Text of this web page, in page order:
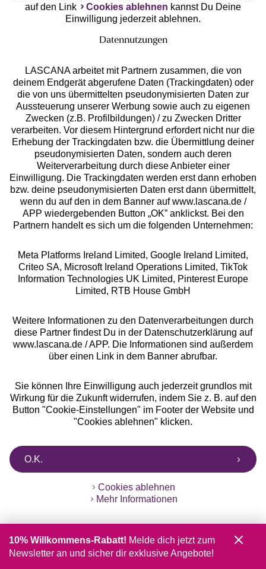
Auszeichnungen
Geprüfte Sicherheit
Unsere Apps
Kostenlose Retoure
Ratenkauf **
auf den Link
Cookies ablehnen kannst Du Deine
Einwilligung jederzeit ablehnen.
Datennutzungen
LASCANA arbeitet mit Partnern zusammen, die von
deinem Endgerät abgerufene Daten (Trackingdaten) oder
die von uns übermittelten pseudonymisierten Daten zur
Aussteuerung unserer Werbung sowie auch zu eigenen
Zwecken (z.B. Profilbildungen) / zu Zwecken Dritter
verarbeiten. Vor diesem Hintergrund erfordert nicht nur die
Erhebung der Trackingdaten bzw. die Übermittlung deiner
pseudonymisierten Daten, sondern auch deren
Weiterverarbeitung durch diese Anbieter einer
Einwilligung. Die Trackingdaten werden erst dann erhoben
bzw. deine pseudonymisierten Daten erst dann übermittelt,
wenn du auf den in dem Banner auf www.lascana.de /
APP wiedergebenden Button „OK” anklickst. Bei den
Partnern handelt es sich um die folgenden Unternehmen:
Meta Platforms Ireland Limited, Google Ireland Limited,
Criteo SA, Microsoft Ireland Operations Limited, TikTok
Information Technologies UK Limited, Pinterest Europe
Limited, RTB House GmbH
Weitere Informationen zu den Datenverarbeitungen durch
diese Partner findest Du in der Datenschutzerklärung auf
www.lascana.de / APP. Die Informationen sind außerdem
über einen Link in dem Banner abrufbar.
Sie können Ihre Einwilligung auch jederzeit grundlos mit
Wirkung für die Zukunft widerrufen, indem Sie z. B. auf den
Button "Cookie-Einstellungen" im Footer der Website und
"Cookies ablehnen" klicken.
O.K.
Cookies ablehnen
Mehr Informationen
10% Willkommens-Rabatt! Melde dich jetzt zum
Newsletter an und sicher dir exklusive Angebote!